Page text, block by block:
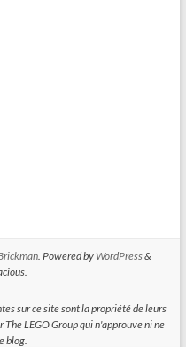
. Powered by WordPress&
sur ce site sont la propriété de leurs
LEGO Group qui n'approuve ni ne
blog.